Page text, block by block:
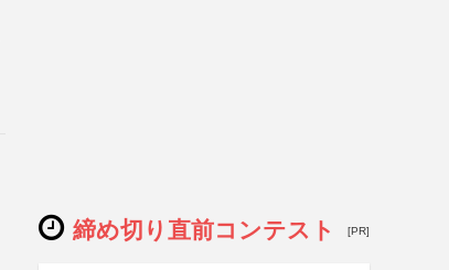
締め切り直前コンテスト [PR]